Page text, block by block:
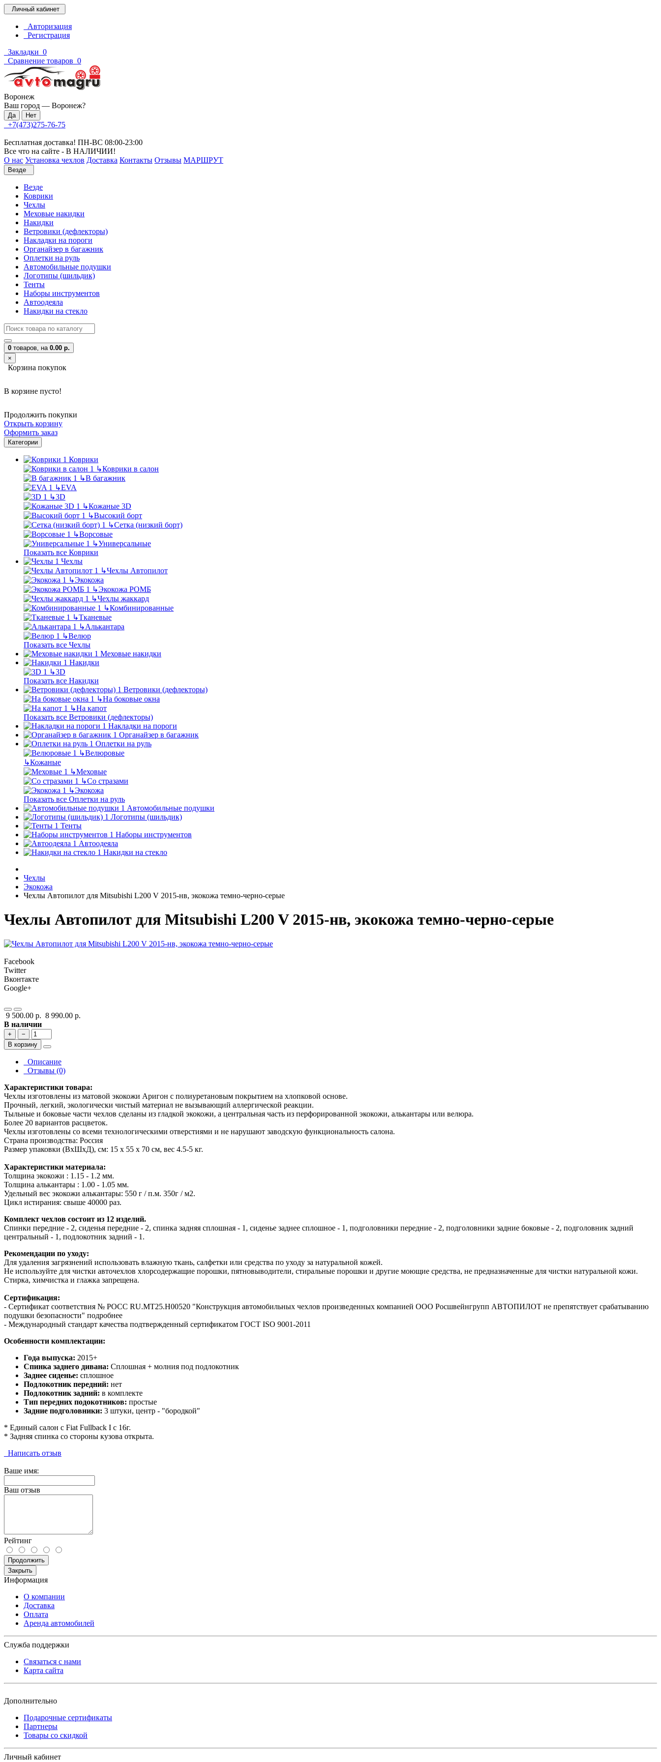
Личный кабинет
Авторизация
Регистрация
Закладки 0
Сравнение товаров 0
Воронеж
Ваш город — Воронеж?
+7(473)275-76-75
Бесплатная доставка! ПН-ВС 08:00-23:00
Все что на сайте - В НАЛИЧИИ!
О нас Установка чехлов Доставка Контакты Отзывы МАРШРУТ
Везде
Везде
Коврики
Чехлы
Меховые накидки
Накидки
Ветровики (дефлекторы)
Накладки на пороги
Органайзер в багажник
Оплетки на руль
Автомобильные подушки
Логотипы (шильдик)
Тенты
Наборы инструментов
Автоодеяла
Накидки на стекло
0 товаров, на 0.00 р.
×
Корзина покупок
В корзине пусто!
Продолжить покупки
Открыть корзину
Оформить заказ
Категории
Коврики
↳Коврики в салон
↳В багажник
↳EVA
↳3D
↳Кожаные 3D
↳Высокий борт
↳Сетка (низкий борт)
↳Ворсовые
↳Универсальные
Показать все Коврики
Чехлы
↳Чехлы Автопилот
↳Экокожа
↳Экокожа РОМБ
↳Чехлы жаккард
↳Комбинированные
↳Тканевые
↳Алькантара
↳Велюр
Показать все Чехлы
Меховые накидки
Накидки
↳3D
Показать все Накидки
Ветровики (дефлекторы)
↳На боковые окна
↳На капот
Показать все Ветровики (дефлекторы)
Накладки на пороги
Органайзер в багажник
Оплетки на руль
↳Велюровые
↳Кожаные
↳Меховые
↳Со стразами
↳Экокожа
Показать все Оплетки на руль
Автомобильные подушки
Логотипы (шильдик)
Тенты
Наборы инструментов
Автоодеяла
Накидки на стекло
Чехлы
Экокожа
Чехлы Автопилот для Mitsubishi L200 V 2015-нв, экокожа темно-черно-серые
Чехлы Автопилот для Mitsubishi L200 V 2015-нв, экокожа темно-черно-серые
Facebook
Twitter
Вконтакте
Google+
9 500.00 р. 8 990.00 р.
В наличии
+
−
В корзину
Описание
Отзывы (0)
Характеристики товара:
Чехлы изготовлены из матовой экокожи Аригон с полиуретановым покрытием на хлопковой основе.
Прочный, легкий, экологически чистый материал не вызывающий аллергической реакции.
Тыльные и боковые части чехлов сделаны из гладкой экокожи, а центральная часть из перфорированной экокожи, алькантары или велюра.
Более 20 вариантов расцветок.
Чехлы изготовлены со всеми технологическими отверстиями и не нарушают заводскую функциональность салона.
Страна производства: Россия
Размер упаковки (ВхШхД), см: 15 x 55 x 70 см, вес 4.5-5 кг.
Характеристики материала:
Толщина экокожи : 1.15 - 1.2 мм.
Толщина алькантары : 1.00 - 1.05 мм.
Удельный вес экокожи алькантары: 550 г / п.м. 350г / м2.
Цикл истирания: свыше 40000 раз.
Комплект чехлов состоит из 12 изделий.
Cпинки передние - 2, сиденья передние - 2, спинка задняя сплошная - 1, сиденье заднее сплошное - 1, подголовники передние - 2, подголовники задние боковые - 2, подголовник задний
центральный - 1, подлокотник задний - 1.
Рекомендации по уходу:
Для удаления загрязнений использовать влажную ткань, салфетки или средства по уходу за натуральной кожей.
Не используйте для чистки авточехлов хлорсодержащие порошки, пятновыводители, стиральные порошки и другие моющие средства, не предназначенные для чистки натуральной кожи.
Стирка, химчистка и глажка запрещена.
Сертификация:
- Сертификат соответствия № РОСС RU.МТ25.Н00520 "Конструкция автомобильных чехлов произведенных компанией ООО Росшвейнгрупп АВТОПИЛОТ не препятствует срабатыванию
подушки безопасности" подробнее
- Международный стандарт качества подтвержденный сертификатом ГОСТ ISO 9001-2011
Особенности комплектации:
Года выпуска: 2015+
Спинка заднего дивана: Сплошная + молния под подлокотник
Заднее сиденье: сплошное
Подлокотник передний: нет
Подлокотник задний: в комплекте
Тип передних подокотников: простые
Задние подголовники: 3 штуки, центр - "бородкой"
* Единый салон с Fiat Fullback I с 16г.
* Задняя спинка со стороны кузова открыта.
Написать отзыв
Ваше имя:
Ваш отзыв
Рейтинг
Продолжить
Закрыть
Информация
О компании
Доставка
Оплата
Аренда автомобилей
Служба поддержки
Связаться с нами
Карта сайта
Дополнительно
Подарочные сертификаты
Партнеры
Товары со скидкой
Личный кабинет